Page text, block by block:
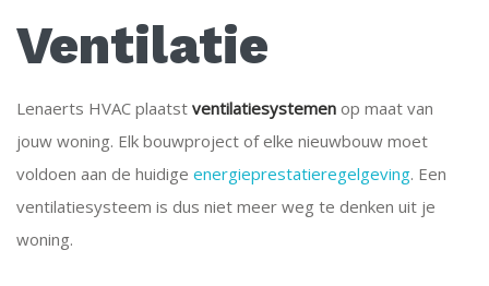
Ventilatie
Lenaerts HVAC plaatst ventilatiesystemen op maat van
jouw woning. Elk bouwproject of elke nieuwbouw moet
voldoen aan de huidige energieprestatieregelgeving. Een
ventilatiesysteem is dus niet meer weg te denken uit je
woning.